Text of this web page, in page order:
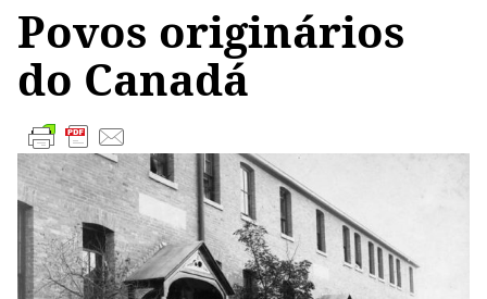
Povos originários
do Canadá